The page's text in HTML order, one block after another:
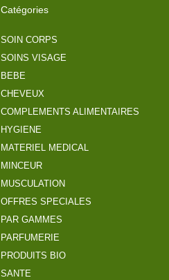
Catégories
SOIN CORPS
SOINS VISAGE
BEBE
CHEVEUX
COMPLEMENTS ALIMENTAIRES
HYGIENE
MATERIEL MEDICAL
MINCEUR
MUSCULATION
OFFRES SPECIALES
PAR GAMMES
PARFUMERIE
PRODUITS BIO
SANTE